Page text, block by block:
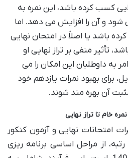
کسب کرده باشد، این نمره به
شود و آن را افزایش می دهد. اما
باشد یا اصلاً در امتحان نهایی
تأثیر منفی بر تراز نهایی او
به داوطلبان این امکان را می
برای بهبود نمرات یازدهم خود
مثبت آن بهره مند شوند.
امتحانات نهایی و آزمون کنکور
از مراحل اساسی برنامه ریزی